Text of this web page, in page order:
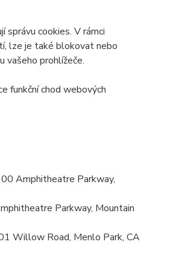
správu cookies. V rámci
lze je také blokovat nebo
vašeho prohlížeče.
funkční chod webových
Amphitheatre Parkway,
Parkway, Mountain
Willow Road, Menlo Park, CA